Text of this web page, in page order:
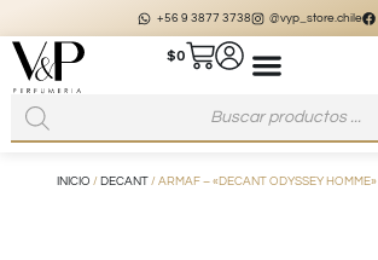
+56 9 3877 3738 @vyp_store.chile
$0
INICIO / DECANT / ARMAF – «DECANT ODYSSEY